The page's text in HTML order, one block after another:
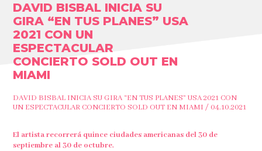
DAVID BISBAL INICIA SU
GIRA “EN TUS PLANES” USA
2021 CON UN
ESPECTACULAR
CONCIERTO SOLD OUT EN
MIAMI
DAVID BISBAL INICIA SU GIRA “EN TUS PLANES” USA 2021 CON
UN ESPECTACULAR CONCIERTO SOLD OUT EN MIAMI / 04.10.2021
El artista recorrerá quince ciudades americanas del 30 de
septiembre al 30 de octubre.